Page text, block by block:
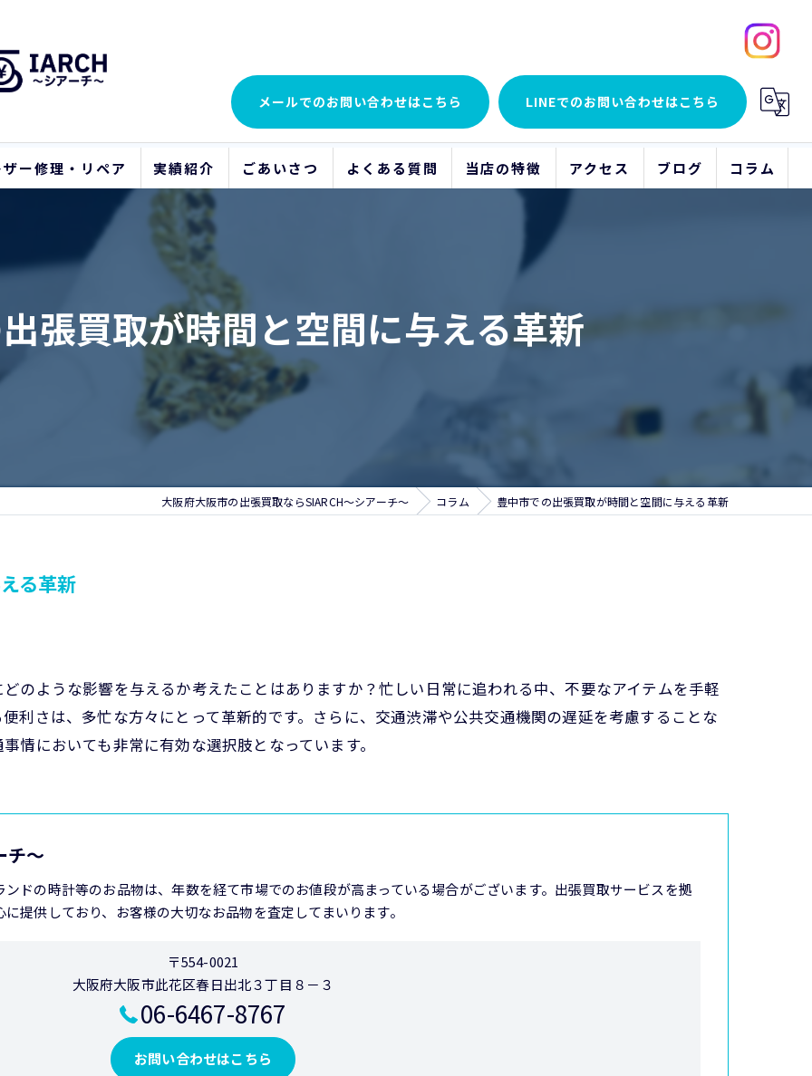
メールでのお問い合わせはこちら LINEでのお問い合わせはこちら
ザー修理・リペア 実績紹介 ごあいさつ よくある質問 当店の特徴
アクセサリー
時計
アクセス ブログ コラム
張買取が時間と空間に与える革新
大阪府大阪市の出張買取ならSIARCH～シアーチ～ コラム 豊中市での出張買取が時間と空間に与える革新
る革新
のような影響を与えるか考えたことはありますか？忙しい日常に追われる中、不要なアイテムを手軽
利さは、多忙な方々にとって革新的です。さらに、交通渋滞や公共交通機関の遅延を考慮することな
情においても非常に有効な選択肢となっています。
チ～
ンドの時計等のお品物は、年数を経て市場でのお値段が高まっている場合がございます。出張買取サービスを拠
提供しており、お客様の大切なお品物を査定してまいります。
〒554-0021
大阪府大阪市此花区春日出北３丁目８－３
06-6467-8767
お問い合わせはこちら